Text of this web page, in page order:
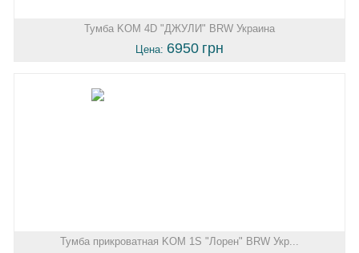
Тумба KOM 4D "ДЖУЛИ" BRW Украина
Цена: 6950 грн
Тумба прикроватная KOM 1S "Лорен" BRW Укр...